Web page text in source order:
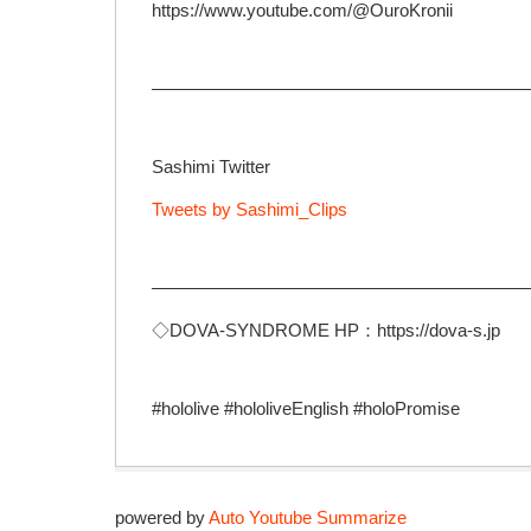
https://www.youtube.com/@OuroKronii
Sashimi Twitter
Tweets by Sashimi_Clips
◇DOVA-SYNDROME HP：https://dova-s.jp
#hololive​ #hololiveEnglish​ #holoPromise
powered byAuto Youtube Summarize